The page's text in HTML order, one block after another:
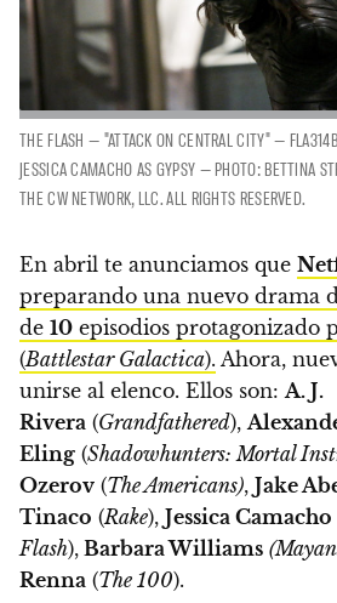
THE FLASH — "ATTACK ON CENTRAL CITY" —
JESSICA CAMACHO AS GYPSY — PHOTO: BETTINA
THE CW NETWORK, LLC. ALL RIGHTS RESERVED.
En abril te anunciamos que
preparando una nuevo drama
de 10 episodios protagonizado
(Battlestar Galactica). Ahora,
unirse al elenco. Ellos son:A. J.
Rivera (Grandfathered),
Eling (Shadowhunters: Mortal
Ozerov (The Americans), Jake
Tinaco (Rake), Jessica Camacho
Flash), Barbara Williams
Renna (The 100).